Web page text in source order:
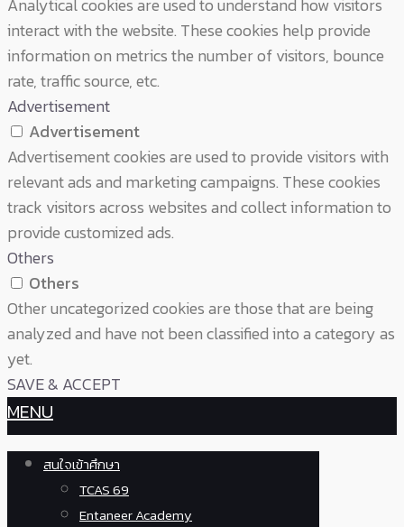
Analytical cookies are used to understand how visitors
interact with the website. These cookies help provide
information on metrics the number of visitors, bounce
rate, traffic source, etc.
Advertisement
Advertisement
Advertisement cookies are used to provide visitors with
relevant ads and marketing campaigns. These cookies
track visitors across websites and collect information to
provide customized ads.
Others
Others
Other uncategorized cookies are those that are being
analyzed and have not been classified into a category as
yet.
SAVE & ACCEPT
MENU
สนใจเข้าศึกษา
TCAS 69
Entaneer Academy